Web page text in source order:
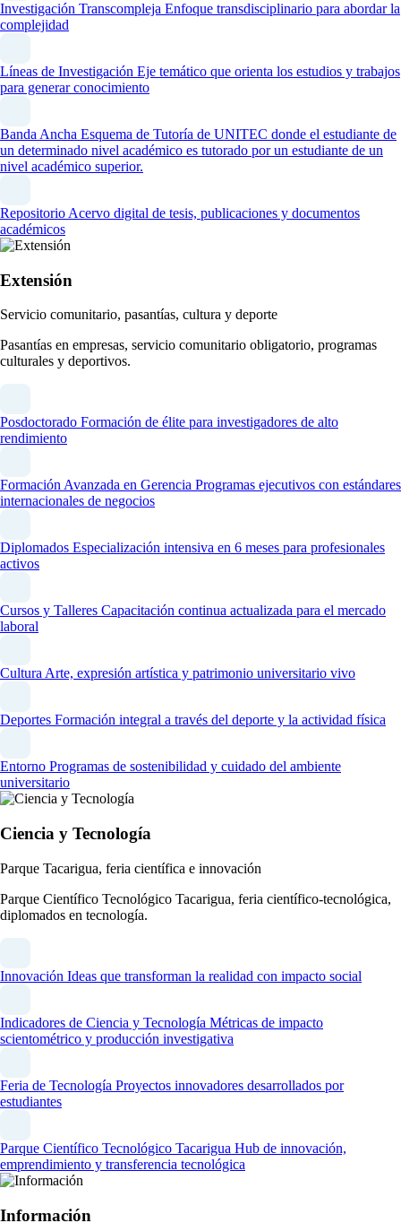
Investigación Transcompleja Enfoque transdisciplinario para abordar la
complejidad
Líneas de Investigación Eje temático que orienta los estudios y trabajos
para generar conocimiento
Banda Ancha Esquema de Tutoría de UNITEC donde el estudiante de
un determinado nivel académico es tutorado por un estudiante de un
nivel académico superior.
Repositorio Acervo digital de tesis, publicaciones y documentos
académicos
Extensión
Servicio comunitario, pasantías, cultura y deporte
Pasantías en empresas, servicio comunitario obligatorio, programas
culturales y deportivos.
Posdoctorado Formación de élite para investigadores de alto
rendimiento
Formación Avanzada en Gerencia Programas ejecutivos con estándares
internacionales de negocios
Diplomados Especialización intensiva en 6 meses para profesionales
activos
Cursos y Talleres Capacitación continua actualizada para el mercado
laboral
CulturaArte, expresión artística y patrimonio universitario vivo
Deportes Formación integral a través del deporte y la actividad física
Entorno Programas de sostenibilidad y cuidado del ambiente
universitario
Ciencia y Tecnología
Parque Tacarigua, feria científica e innovación
Parque Científico Tecnológico Tacarigua, feria científico-tecnológica,
diplomados en tecnología.
Innovación Ideas que transforman la realidad con impacto social
Indicadores de Ciencia y Tecnología Métricas de impacto
scientométrico y producción investigativa
Feria de Tecnología Proyectos innovadores desarrollados por
estudiantes
Parque Científico Tecnológico Tacarigua Hub de innovación,
emprendimiento y transferencia tecnológica
Información